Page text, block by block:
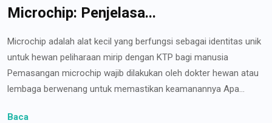
Microchip: Penjelasa...
Microchip adalah alat kecil yang berfungsi sebagai identitas unik
untuk hewan peliharaan mirip dengan KTP bagi manusia
Pemasangan microchip wajib dilakukan oleh dokter hewan atau
lembaga berwenang untuk memastikan keamanannya Apa...
Baca